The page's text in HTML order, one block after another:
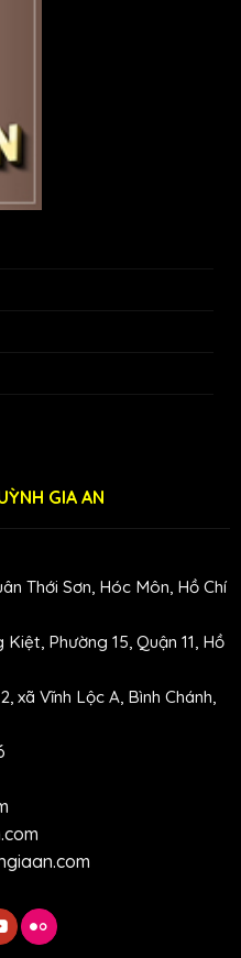
GIA AN
Thới Sơn, Hóc Môn, Hồ Chí
Phường 15, Quận 11, Hồ
xã Vĩnh Lộc A, Bình Chánh,